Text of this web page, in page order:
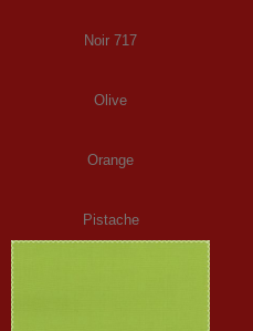
Noir 717
Olive
Orange
Pistache